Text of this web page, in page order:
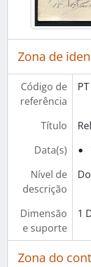
Zona de
Código de
referência
Título
Data(s)
Nível de
descrição
Dimensão
e suporte
1
Zona do